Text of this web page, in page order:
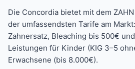
Die Concordia bietet mit dem ZAHN
der umfassendsten Tarife am
Zahnersatz, Bleaching bis 500€
Leistungen für Kinder (KIG 3–5
Erwachsene (bis 8.000€).